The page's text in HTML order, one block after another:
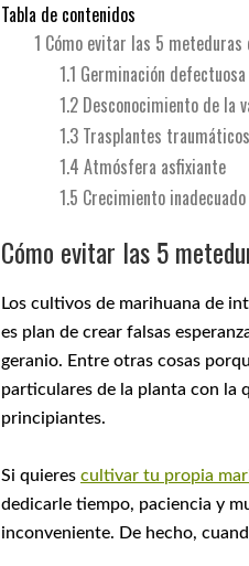
Tabla de contenidos
1 Cómo evitar las 5
1.1 Germinación defectuosa
1.2Desconocimiento de la
1.3Trasplantes traumáticos
1.4 Atmósfera asfixiante
1.5 Crecimiento inadecuado
Cómo evitar las 5
Los cultivos de marihuana de
es plan de crear falsas
geranio. Entre otras cosas
particulares de la planta con la
principiantes.
Si quieres cultivar tu propia
dedicarle tiempo, paciencia y
inconveniente. De hecho,